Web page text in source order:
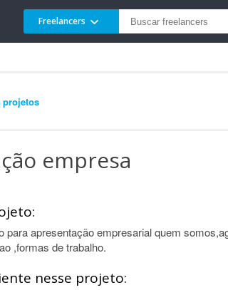
Freelancers
projetos
empresa
para apresentação empresarial quem
,formas de trabalho.
nesse projeto: